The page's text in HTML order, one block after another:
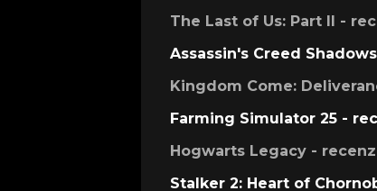
The Last of Us: Part II -
Assassin's Creed
Kingdom Come:
Farming Simulator 25 -
Hogwarts Legacy -
Stalker 2: Heart of